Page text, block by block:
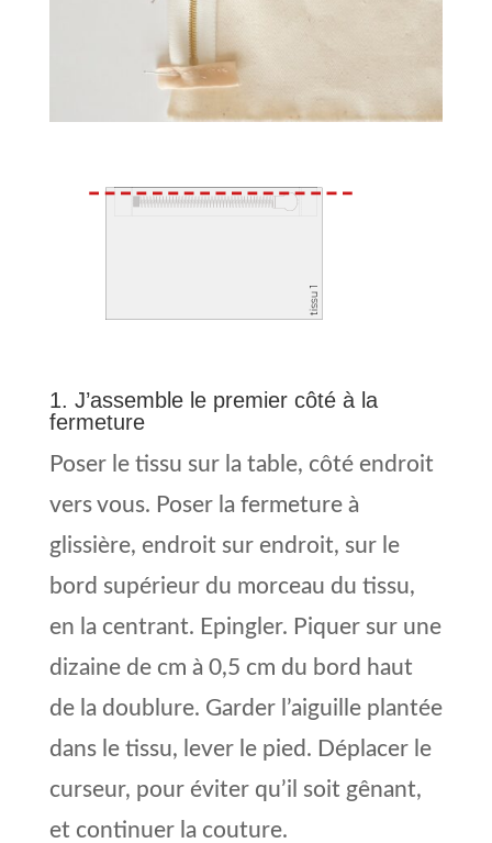
1. J’assemble le premier côté à la
fermeture
Poser le tissu sur la table, côté endroit
vers vous. Poser la fermeture à
glissière, endroit sur endroit, sur le
bord supérieur du morceau du tissu,
en la centrant. Epingler. Piquer sur une
dizaine de cm à 0,5 cm du bord haut
de la doublure. Garder l’aiguille plantée
dans le tissu, lever le pied. Déplacer le
curseur, pour éviter qu’il soit gênant,
et continuer la couture.